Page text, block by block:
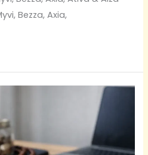
Bezza, Axia,